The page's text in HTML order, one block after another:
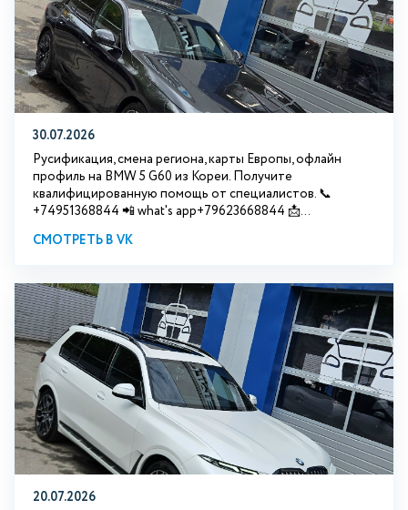
30.07.2026
Русификация, смена региона, карты Европы, офлайн
профиль на BMW 5 G60 из Кореи. Получите
квалифицированную помощь от специалистов. 📞
+74951368844 📲 what's app+79623668844 📩...
СМОТРЕТЬ В VK
20.07.2026